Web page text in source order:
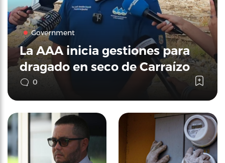
Government
La AAA inicia gestiones para
dragado en seco de Carraízo
0